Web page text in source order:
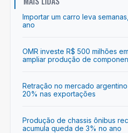
Importar um carro leva
ano
OMR investe R$ 500 milhões
ampliar produção de
Retração no mercado
20% nas exportações
Produção de chassis ônibus
acumula queda de 3% no ano